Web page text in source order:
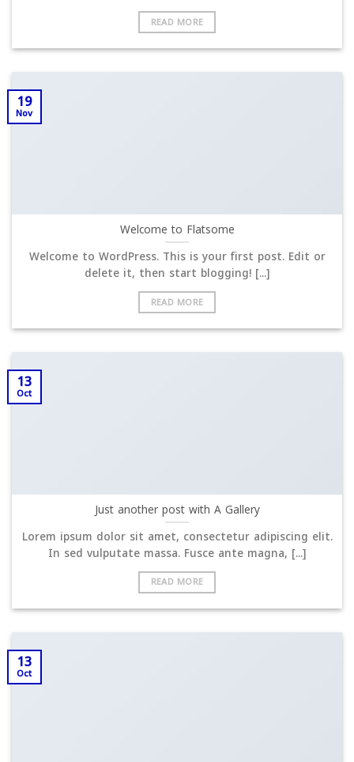
READ MORE
Welcome to Flatsome
Welcome to WordPress. This is your first post. Edit or
delete it, then start blogging! [...]
READ MORE
19
Nov
Just another post with A Gallery
Lorem ipsum dolor sit amet, consectetur adipiscing elit.
In sed vulputate massa. Fusce ante magna, [...]
READ MORE
13
Oct
13
Oct